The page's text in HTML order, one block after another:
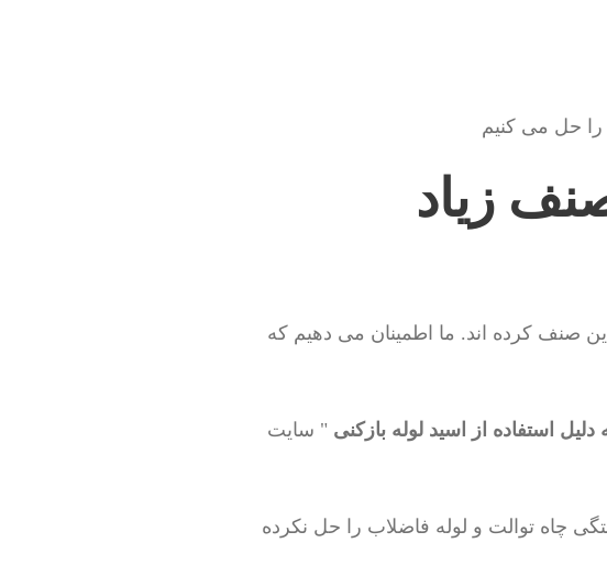
را حل می کنیم
زیاد
صنف کرده اند. ما اطمینان می دهیم که
استفاده از اسید لوله بازکنی " سایت
چاه توالت و لوله فاضلاب را حل نکرده